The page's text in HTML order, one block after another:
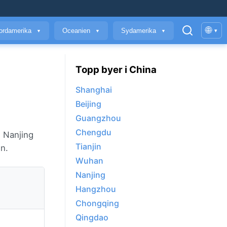
▼ Oceanien ▼ Sydamerika ▼ 🌐 ▾
Topp byer i China
Shanghai
Beijing
Guangzhou
Chengdu
Tianjin
Wuhan
Nanjing
Hangzhou
Chongqing
Qingdao